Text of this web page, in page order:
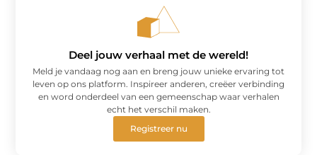
Deel jouw verhaal met de wereld!
Meld je vandaag nog aan en breng jouw unieke ervaring tot
leven op ons platform. Inspireer anderen, creëer verbinding
en word onderdeel van een gemeenschap waar verhalen
echt het verschil maken.
Registreer nu